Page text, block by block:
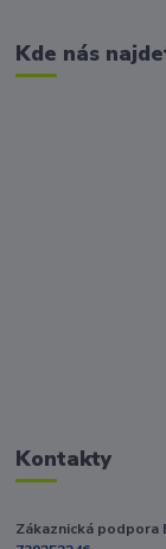
Kde nás
Kontakty
Zákaznická